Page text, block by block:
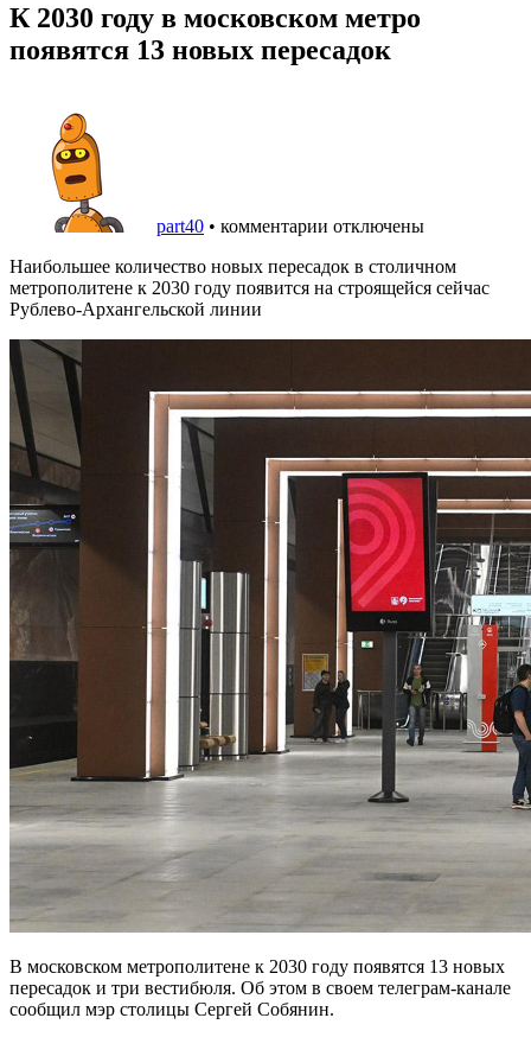
К 2030 году в московском метро
появятся 13 новых пересадок
part40 • комментарии отключены
Наибольшее количество новых пересадок в столичном
метрополитене к 2030 году появится на строящейся сейчас
Рублево-Архангельской линии
В московском метрополитене к 2030 году появятся 13 новых
пересадок и три вестибюля. Об этом в своем телеграм-канале
сообщил мэр столицы Сергей Собянин.